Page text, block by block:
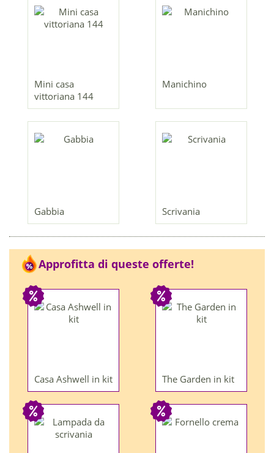
Mini casa
vittoriana 144
Manichino
Gabbia Scrivania
Approfitta di queste offerte!
Casa Ashwell in kit The Garden in kit